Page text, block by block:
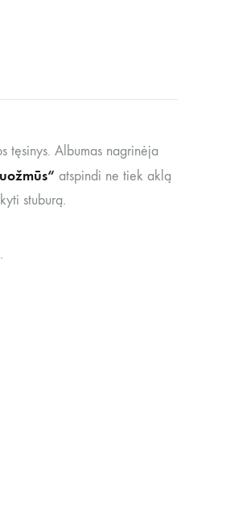
tęsinys. Albumas nagrinėja
atspindi ne tiek aklą
stuburą.